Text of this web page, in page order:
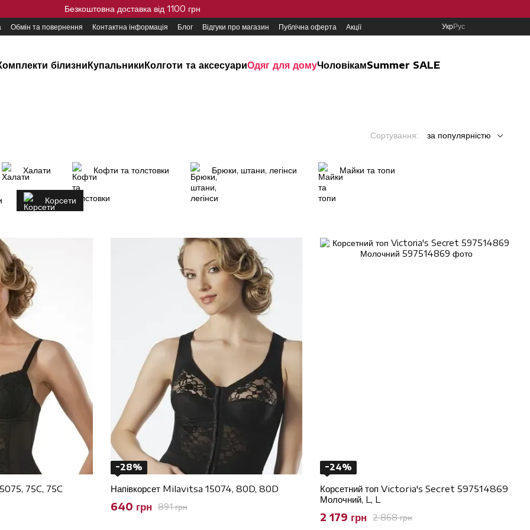
Безкоштовна доставка від 1100 грн
Обмін та повернення Контактна інформація Блог Відгуки про магазин Публічна оферта Акції УкрРус
білизниКупальникиКолготи та аксесуариОдяг для домуЧоловікамSummer SALE
Сортування: за популярністю
Халати Кофти та толстовки Брюки, штани, легінси Майки та топи
Корсети
75C, 75C
−28%
Напівкорсет Milavitsa 15074, 80D, 80D
891 грн
640 грн
−24%
Корсетний топ Victoria's Secret 597514869
Молочний, L, L
2 868 грн
2 179 грн